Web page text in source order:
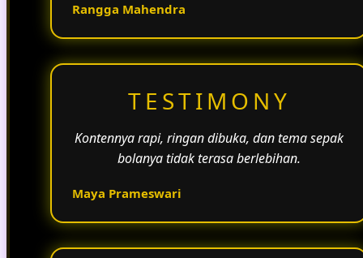
Rangga Mahendra
TESTIMONY
Kontennya rapi, ringan dibuka, dan tema sepak
bolanya tidak terasa berlebihan.
Maya Prameswari